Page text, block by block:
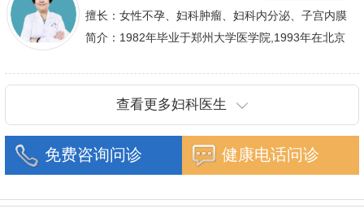
擅长：女性不孕、妇科肿瘤、妇科内分泌、子宫内膜
异位症、多囊卵巢等疾病的诊治,宫腹腔镜手术,盆底
简介：1982年毕业于郑州大学医学院,1993年在北京
查看更多妇科医生
免费咨询问诊 健康电话问诊